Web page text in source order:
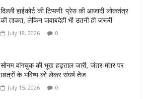
दिल्ली हाईकोर्ट की टिप्पणी: प्रेस की आजादी लोकतंत्र
की ताकत, लेकिन जवाबदेही भी उतनी ही जरूरी
July 18, 2026 0
सोनम वांगचुक की भूख हड़ताल जारी, जंतर-मंतर पर
छात्रों के भविष्य को लेकर संघर्ष तेज
July 15, 2026 0